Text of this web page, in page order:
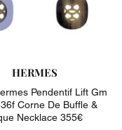
HERMES
Pendentif Lift Gm
Corne De Buffle &
Necklace 355€